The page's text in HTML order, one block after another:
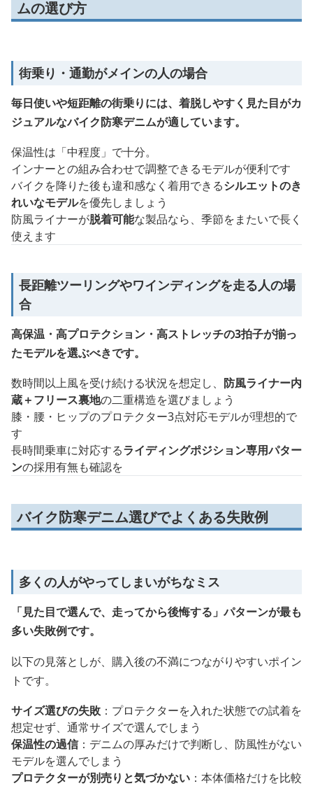
ムの選び方
街乗り・通勤がメインの人の場合
毎日使いや短距離の街乗りには、着脱しやすく見た目がカ
ジュアルなバイク防寒デニムが適しています。
保温性は「中程度」で十分。
インナーとの組み合わせで調整できるモデルが便利です
バイクを降りた後も違和感なく着用できるシルエットのき
れいなモデルを優先しましょう
防風ライナーが脱着可能な製品なら、季節をまたいで長く
使えます
長距離ツーリングやワインディングを走る人の場
合
高保温・高プロテクション・高ストレッチの3拍子が揃っ
たモデルを選ぶべきです。
数時間以上風を受け続ける状況を想定し、 防風ライナー内
蔵＋フリース裏地の二重構造を選びましょう
膝・腰・ヒップのプロテクター3点対応モデルが理想的で
す
長時間乗車に対応するライディングポジション専用パター
ンの採用有無も確認を
バイク防寒デニム選びでよくある失敗例
多くの人がやってしまいがちなミス
「見た目で選んで、走ってから後悔する」パターンが最も
多い失敗例です。
以下の見落としが、購入後の不満につながりやすいポイン
トです。
サイズ選びの失敗 ：プロテクターを入れた状態での試着を
想定せず、通常サイズで選んでしまう
保温性の過信：デニムの厚みだけで判断し、防風性がない
モデルを選んでしまう
プロテクターが別売りと気づかない ：本体価格だけを比較